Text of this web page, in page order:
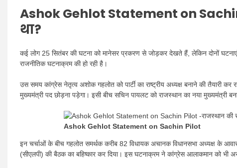
Ashok Gehlot Statement on
था?
कई लोग 25 सितंबर की घटना को मानेसर प्रकरण से जोड़कर देखते हैं, लेकिन दोनों
राजनीतिक घटनाक्रम की हो रही है।
उस समय कांग्रेस नेतृत्व अशोक गहलोत को पार्टी का राष्ट्रीय अध्यक्ष बनाने की तैयारी कर
मुख्यमंत्री पद छोड़ना पड़ेगा। इसी बीच सचिन पायलट को राजस्थान का नया मुख्यमंत्री
Ashok Gehlot Statement on Sachin Pilot
इन चर्चाओं के बीच गहलोत समर्थक करीब 82 विधायक अचानक विधानसभा अध्यक्ष के
(सीएलपी) की बैठक का बहिष्कार कर दिया। इस घटनाक्रम ने कांग्रेस आलाकमान को भी